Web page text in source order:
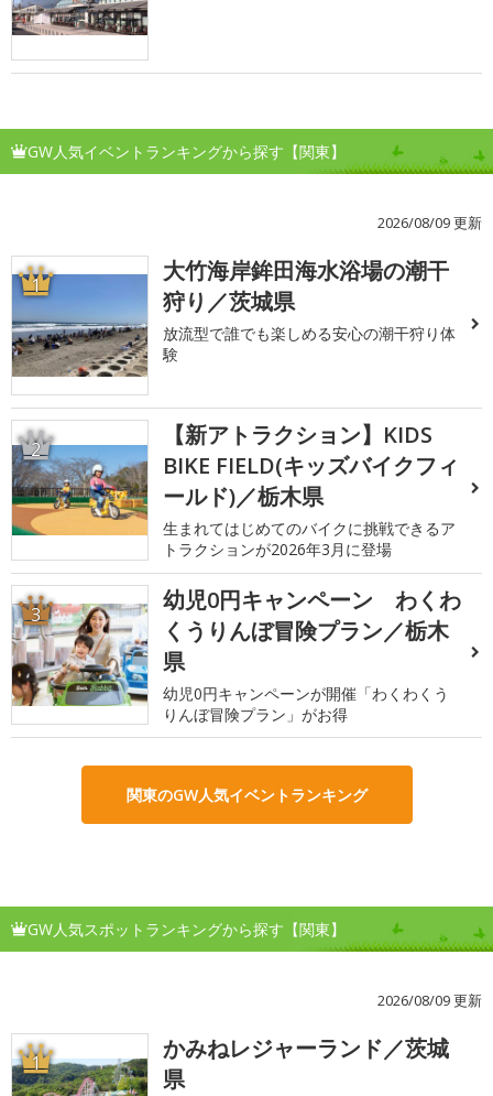
GW人気イベントランキングから探す【関東】
2026/08/09 更新
1
大竹海岸鉾田海水浴場の潮干
狩り／茨城県
放流型で誰でも楽しめる安心の潮干狩り体
験
2
【新アトラクション】KIDS
BIKE FIELD(キッズバイクフィ
ールド)／栃木県
生まれてはじめてのバイクに挑戦できるア
トラクションが2026年3月に登場
3
幼児0円キャンペーン わくわ
くうりんぼ冒険プラン／栃木
県
幼児0円キャンペーンが開催「わくわくう
りんぼ冒険プラン」がお得
関東のGW人気イベントランキング
GW人気スポットランキングから探す【関東】
2026/08/09 更新
1
かみねレジャーランド／茨城
県